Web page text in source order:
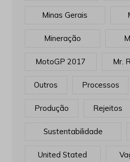
Minas Gerais
Mineração
MotoGP 2017 Mr.
Outros Processos
Produção Rejeitos
Sustentabilidade
United Stated